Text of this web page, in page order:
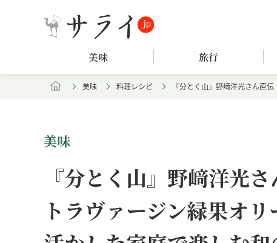
美味 旅行
美味 料理レシピ 『分とく山』野﨑洋光さん直
美味
『分とく山』野﨑洋光
トラヴァージン緑果オ